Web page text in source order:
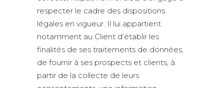
respecter le cadre des dispositions
légales en vigueur. Il lui appartient
notamment au Client d’établir les
finalités de ses traitements de données,
de fournir à ses prospects et clients, à
partir de la collecte de leurs